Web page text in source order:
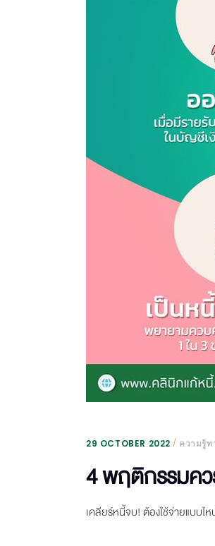
29 OCTOBER 2022 ความรู้ท
4 พฤติกรรมค
เคลียร์หนี้จบ! ต้องใช้จ่ายแบบไ